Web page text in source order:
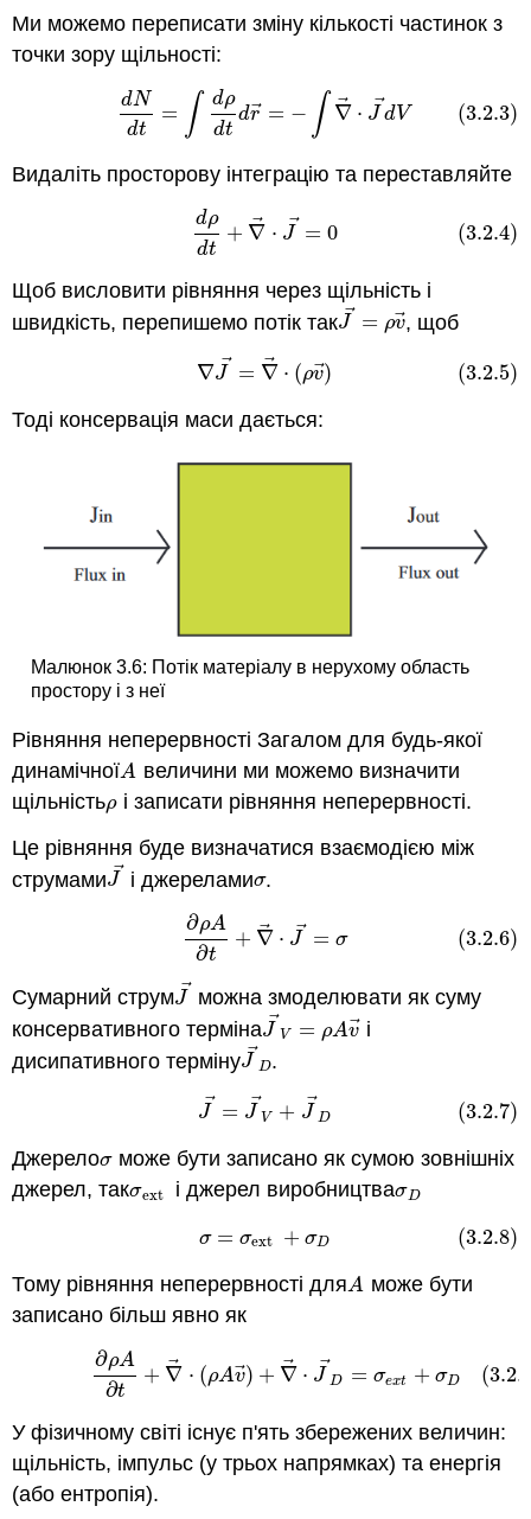
Ми можемо переписати зміну кількості частинок з
точки зору щільності:
dN
dt
= ∫ dρ
dt
dr⃗ = − ∫ ∇⃗ ⋅ J ⃗
dV (3.2.3)
(3.2.3) dt=∫dρ dt −∫∇→ ⋅J →d
Видаліть просторову інтеграцію та переставляйте
dρ
dt
+ ∇⃗ ⋅ J ⃗ = 0 (3.2.4)
(3.2.4)d ρ dt+ → →
Щоб висловити рівняння через щільність і
швидкість, перепишемо потік такJ = ρv
J→= ρv→
, щоб
∇J = ∇⃗ ⋅ (ρv⃗
) (3.2.5)
(3.2.5)∇ J→=∇ →⋅(ρ
Тоді консервація маси дається:
Малюнок 3.6: Потік матеріалу в нерухому область
простору і з неї
Рівняння неперервності Загалом для будь-якої
динамічноїA
A величини ми можемо визначити
щільністьρ
ρ і записати рівняння неперервності.
Це рівняння буде визначатися взаємодією між
струмамиJ
J→і джереламиσ
σ.
∂ρA
∂t
+ ∇⃗ ⋅ J = σ (3.2.6)
(3.2.6)∂ρ A ∂t+ →
Сумарний струмJ
J→можна змоделювати як суму
консервативного термінаJ ⃗
V = ρAv⃗
J→ V= ρAv→і
дисипативного термінуJ ⃗
D
J→D.
J = J ⃗
V + J ⃗
D (3.2.7)
(3.2.7) J→=J → V+J
Джерелоσ
σ може бути записано як сумою зовнішніх
джерел, такσext
σextі джерел виробництваσD
σD
σ = σext + σD (3.2.8)
(3.2.8) σ=σ ext+σ
Тому рівняння неперервності дляA
A може бути
записано більш явно як
∂ρA
∂t
+ ∇⃗ ⋅ (ρAv⃗
) + ∇⃗ ⋅ J ⃗
D = σext + σD
(3.2.9)∂ρ A t+ → (ρA v →) ∇→ σ D
У фізичному світі існує п'ять збережених величин:
щільність, імпульс (у трьох напрямках) та енергія
(або ентропія).